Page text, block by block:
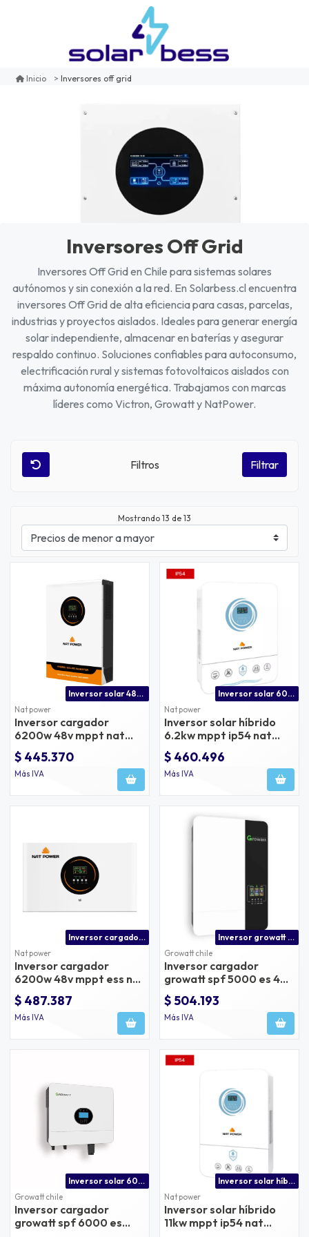
Inicio Inversores off grid
Inversores Off Grid
Inversores Off Grid en Chile para sistemas solares
autónomos y sin conexión a la red. En Solarbess.cl encuentra
inversores Off Grid de alta eficiencia para casas, parcelas,
industrias y proyectos aislados. Ideales para generar energía
solar independiente, almacenar en baterías y asegurar
respaldo continuo. Soluciones confiables para autoconsumo,
electrificación rural y sistemas fotovoltaicos aislados con
máxima autonomía energética. Trabajamos con marcas
líderes como Victron, Growatt y NatPower.
Filtros Filtrar
Mostrando 13 de 13
Inversor solar 48v con bms
Nat power
Inversor cargador
6200w 48v mppt nat
power
$ 445.370
Más IVA
Inversor solar 6000w ip54
Nat power
Inversor solar híbrido
6.2kw mppt ip54 nat
power
$ 460.496
Más IVA
Inversor cargador 6200w para ess nat power
Nat power
Inversor cargador
6200w 48v mppt ess nat
power
$ 487.387
Más IVA
Inversor growatt spf 5000w 48v precio | inversor solar 5kw buena calidad
Growatt chile
Inversor cargador
growatt spf 5000 es 48v
100a
$ 504.193
Más IVA
Inversor solar 6000w con mppt de 8000w | distribuidor oficial growatt en chile
Growatt chile
Inversor cargador
growatt spf 6000 es
Inversor solar híbrido de 11kw con doble mppt, puerto bms y protección ip54.
Nat power
Inversor solar híbrido
11kw mppt ip54 nat